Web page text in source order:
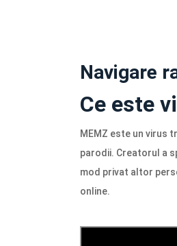
Navigare
Ce este
MEMZ este un virus
parodii. Creatorul a
mod privat altor
online.